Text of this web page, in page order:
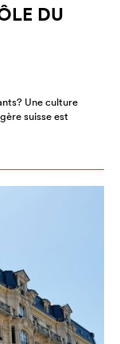
DU
Une culture
suisse est